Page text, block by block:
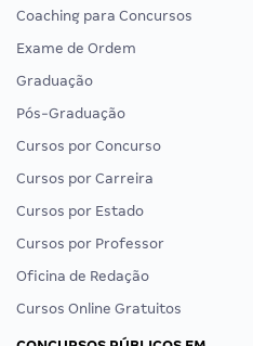
Coaching para Concursos
Exame de Ordem
Graduação
Pós-Graduação
Cursos por Concurso
Cursos por Carreira
Cursos por Estado
Cursos por Professor
Oficina de Redação
Cursos Online Gratuitos